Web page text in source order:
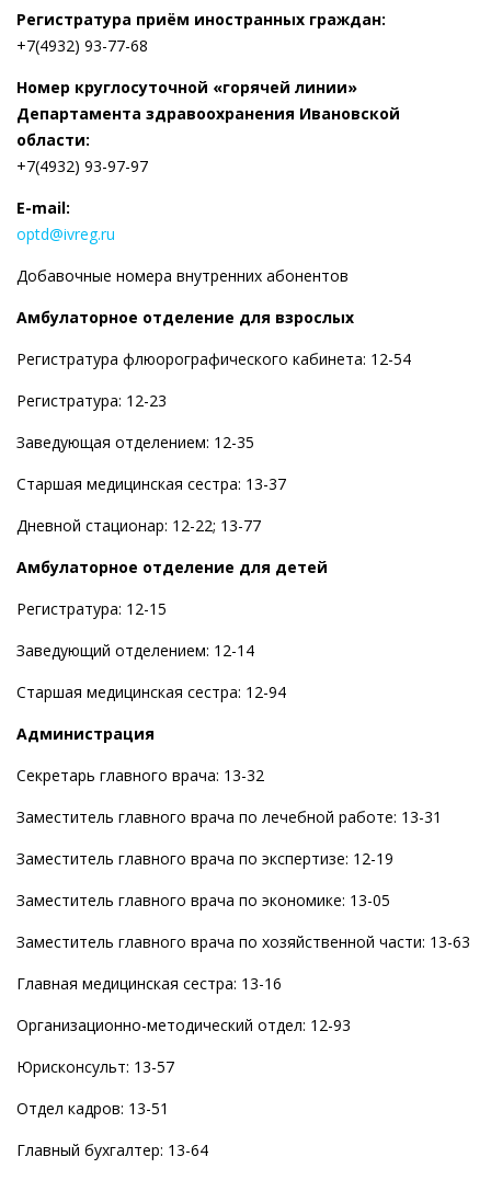
Регистратура приём иностранных граждан:
+7(4932) 93-77-68
Номер круглосуточной «горячей линии»
Департамента здравоохранения Ивановской
области:
+7(4932) 93-97-97
E-mail:
optd@ivreg.ru
Добавочные номера внутренних абонентов
Амбулаторное отделение для взрослых
Регистратура флюорографического кабинета: 12-54
Регистратура: 12-23
Заведующая отделением: 12-35
Старшая медицинская сестра: 13-37
Дневной стационар: 12-22; 13-77
Амбулаторное отделение для детей
Регистратура: 12-15
Заведующий отделением: 12-14
Старшая медицинская сестра: 12-94
Администрация
Секретарь главного врача: 13-32
Заместитель главного врача по лечебной работе: 13-31
Заместитель главного врача по экспертизе: 12-19
Заместитель главного врача по экономике: 13-05
Заместитель главного врача по хозяйственной части: 13-63
Главная медицинская сестра: 13-16
Организационно-методический отдел: 12-93
Юрисконсульт: 13-57
Отдел кадров: 13-51
Главный бухгалтер: 13-64